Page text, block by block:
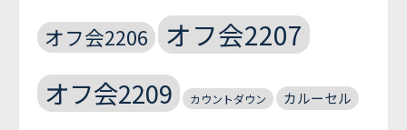
オフ会2206 オフ会2207
オフ会2209 カウントダウン カルーセル